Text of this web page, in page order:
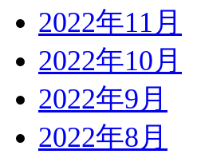
2022年11月
2022年10月
2022年9月
2022年8月